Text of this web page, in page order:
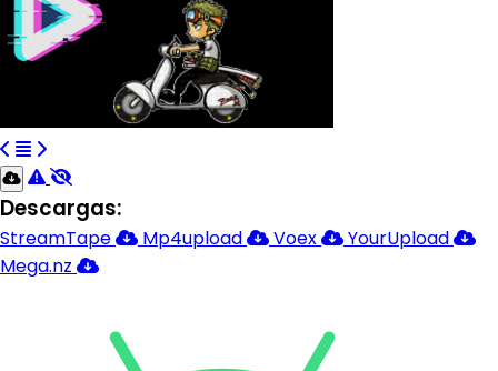
Descargas:
StreamTape Mp4upload Voex
YourUpload
Mega.nz